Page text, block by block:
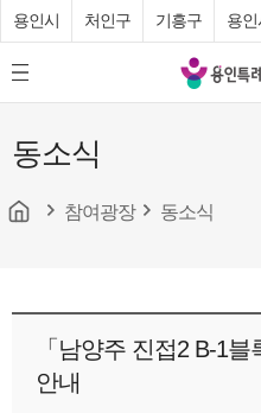
용인시 처인구 기흥구 용
모
바
메
뉴
튼
용
인
수
청
동소식
참여광장 동소식
「남양주 진접2 B-1
안내